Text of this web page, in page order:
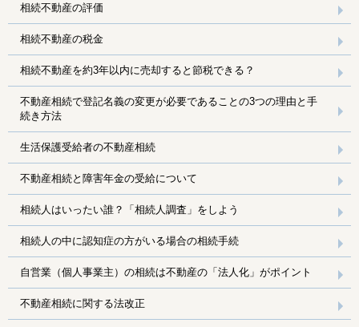
相続不動産の評価
相続不動産の税金
相続不動産を約3年以内に売却すると節税できる？
不動産相続で登記名義の変更が必要であることの3つの理由と手
続き方法
生活保護受給者の不動産相続
不動産相続と障害年金の受給について
相続人はいったい誰？「相続人調査」をしよう
相続人の中に認知症の方がいる場合の相続手続
自営業（個人事業主）の相続は不動産の「法人化」がポイント
不動産相続に関する法改正